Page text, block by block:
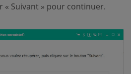
« Suivant » pour continuer.